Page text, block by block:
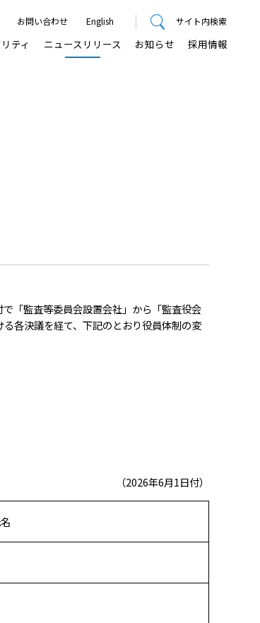
お問い合わせ English サイト内検索
ティ ニュースリリース お知らせ 採用情報
「監査等委員会設置会社」から「監査役会
各決議を経て、下記のとおり役員体制の変
（2026年6月1日付）